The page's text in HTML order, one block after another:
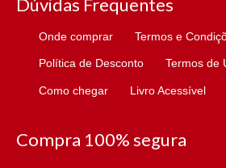
Dúvidas Frequentes
Onde comprar Termos e
Política de Desconto Termos de
Como chegar Livro Acessível
Compra 100% segura